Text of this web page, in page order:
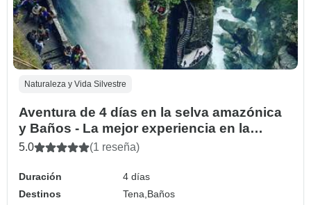
Naturaleza y Vida Silvestre
Aventura de 4 días en la selva amazónica
y Baños - La mejor experiencia en la
naturaleza de Ecuador
5.0 (1 reseña)
Duración
4 días
Destinos
Tena,Baños